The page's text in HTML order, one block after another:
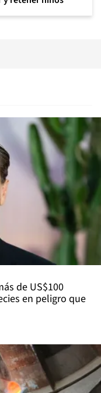
de US$100
en peligro que